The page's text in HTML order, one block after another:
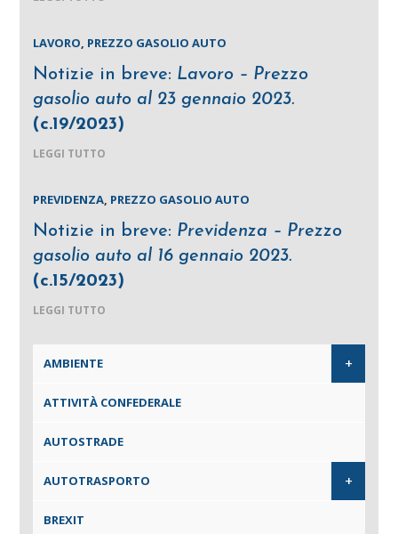
LAVORO, PREZZO GASOLIO AUTO
Notizie in breve: Lavoro – Prezzo
gasolio auto al 23 gennaio 2023.
(c.19/2023)
LEGGI TUTTO
PREVIDENZA, PREZZO GASOLIO AUTO
Notizie in breve: Previdenza – Prezzo
gasolio auto al 16 gennaio 2023.
(c.15/2023)
LEGGI TUTTO
AMBIENTE +
ATTIVITÀ CONFEDERALE
AUTOSTRADE
AUTOTRASPORTO +
BREXIT